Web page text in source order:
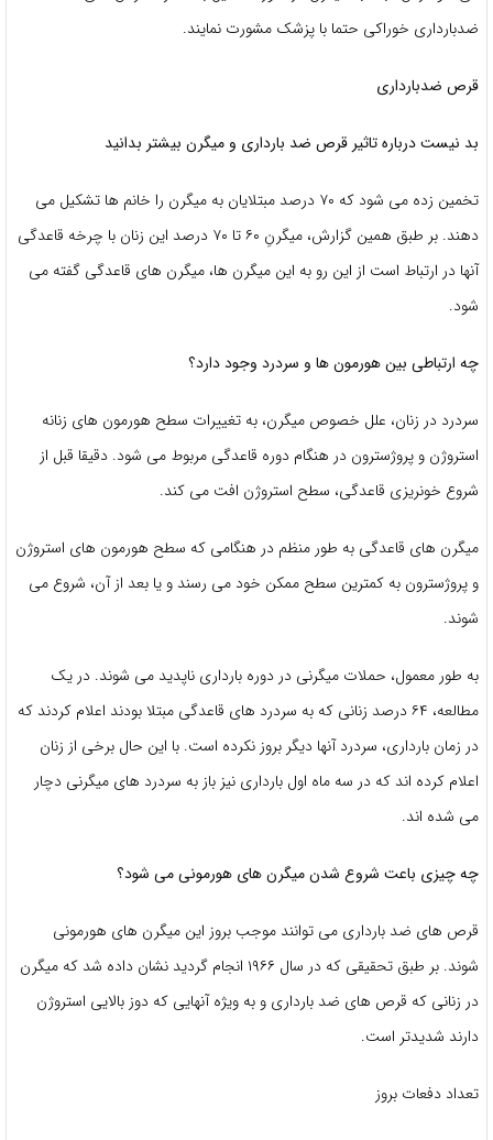
ضدبارداری خوراکی حتما با پزشک مشورت نمایند.
قرص ضدبارداری
بد نیست درباره تاثیر قرص ضد بارداری و میگرن بیشتر بدانید
تخمین زده می شود که ۷۰ درصد مبتلایان به میگرن را خانم ها تشکیل می
دهند. بر طبق همین گزارش، میگرنِ ۶۰ تا ۷۰ درصد این زنان با چرخه قاعدگی
آنها در ارتباط است از این رو به این میگرن ها، میگرن های قاعدگی گفته می
شود.
چه ارتباطی بین هورمون ها و سردرد وجود دارد؟
سردرد در زنان، علل خصوص میگرن، به تغییرات سطح هورمون های زنانه
استروژن و پروژسترون در هنگام دوره قاعدگی مربوط می شود. دقیقا قبل از
شروع خونریزی قاعدگی، سطح استروژن افت می کند.
میگرن های قاعدگی به طور منظم در هنگامی که سطح هورمون های استروژن
و پروژسترون به کمترین سطح ممکن خود می رسند و یا بعد از آن، شروع می
شوند.
به طور معمول، حملات میگرنی در دوره بارداری ناپدید می شوند. در یک
مطالعه، ۶۴ درصد زنانی که به سردرد های قاعدگی مبتلا بودند اعلام کردند که
در زمان بارداری، سردرد آنها دیگر بروز نکرده است. با این حال برخی از زنان
اعلام کرده اند که در سه ماه اول بارداری نیز باز به سردرد های میگرنی دچار
می شده اند.
چه چیزی باعت شروع شدن میگرن های هورمونی می شود؟
قرص های ضد بارداری می توانند موجب بروز این میگرن های هورمونی
شوند. بر طبق تحقیقی که در سال ۱۹۶۶ انجام گردید نشان داده شد که میگرن
در زنانی که قرص های ضد بارداری و به ویژه آنهایی که دوز بالایی استروژن
دارند شدیدتر است.
تعداد دفعات بروز